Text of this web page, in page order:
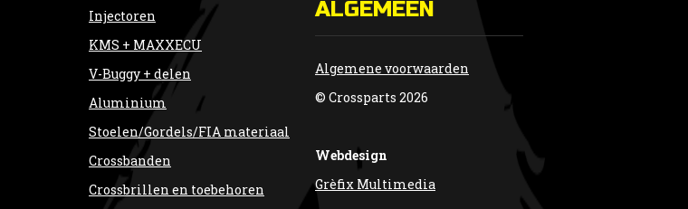
Injectoren
KMS + MAXXECU
V-Buggy + delen
Aluminium
Stoelen/Gordels/FIA materiaal
Crossbanden
Crossbrillen en toebehoren
ALGEMEEN
Algemene voorwaarden
© Crossparts 2026
Webdesign
Grèfix Multimedia